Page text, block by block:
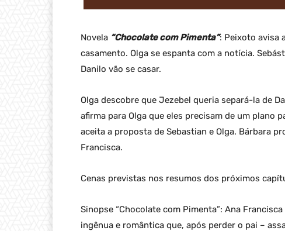
Novela “Chocolate com Pimenta”: Peixoto avisa
casamento. Olga se espanta com a notícia.
Danilo vão se casar.
Olga descobre que Jezebel queria separá-la de
afirma para Olga que eles precisam de um plano
aceita a proposta de Sebastian e Olga. Bárbara
Francisca.
Cenas previstas nos resumos dos próximos
Sinopse “Chocolate com Pimenta”: Ana
ingênua e romântica que, após perder o pai –